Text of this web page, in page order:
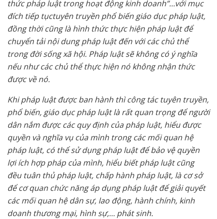
thức pháp luật trong hoạt động kinh doanh”…với mục
đích tiếp tụctuyên truyền phổ biến giáo dục pháp luật,
đồng thời cũng là hình thức thực hiện pháp luật để
chuyển tải nội dung pháp luật đến với các chủ thể
trong đời sống xã hội. Pháp luật sẽ không có ý nghĩa
nếu như các chủ thể thực hiện nó không nhận thức
được về nó.
Khi pháp luật được ban hành thì công tác tuyên truyền,
phổ biến, giáo dục pháp luật là rất quan trọng để người
dân nắm được các quy định của pháp luật, hiểu được
quyền và nghĩa vụ của mình trong các mối quan hệ
pháp luật, có thể sử dụng pháp luật để bảo vệ quyền
lợi ích hợp pháp của mình, hiểu biết pháp luật cũng
đều tuân thủ pháp luật, chấp hành pháp luật, là cơ sở
để cơ quan chức năng áp dụng pháp luật để giải quyết
các mối quan hệ dân sự, lao động, hành chính, kinh
doanh thương mại, hình sự,… phát sinh.